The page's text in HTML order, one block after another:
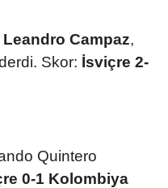
Campaz,
Skor: İsviçre 2-
Quintero
0-1 Kolombiya